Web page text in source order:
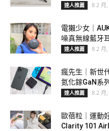
達人推薦 8 2 月
電獺少女｜
噪真無線藍牙
達人推薦 8 2 月
瘋先生｜新世
氮化鎵GaN系
達人推薦 8 2 月
歐蓓粒｜運動
Clarity 101